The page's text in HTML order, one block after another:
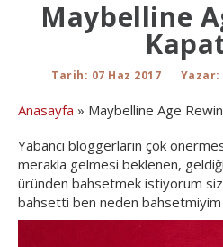
Maybelline
Tarih: 07 Haz 2017 Yazar:
Anasayfa » Maybelline Age
Yabancı bloggerların çok
merakla gelmesi beklenen,
üründen bahsetmek istiyorum
bahsetti ben neden bahsetmiyim